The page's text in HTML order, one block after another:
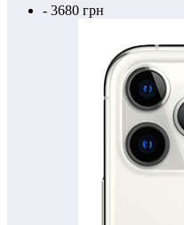
- 3680 грн